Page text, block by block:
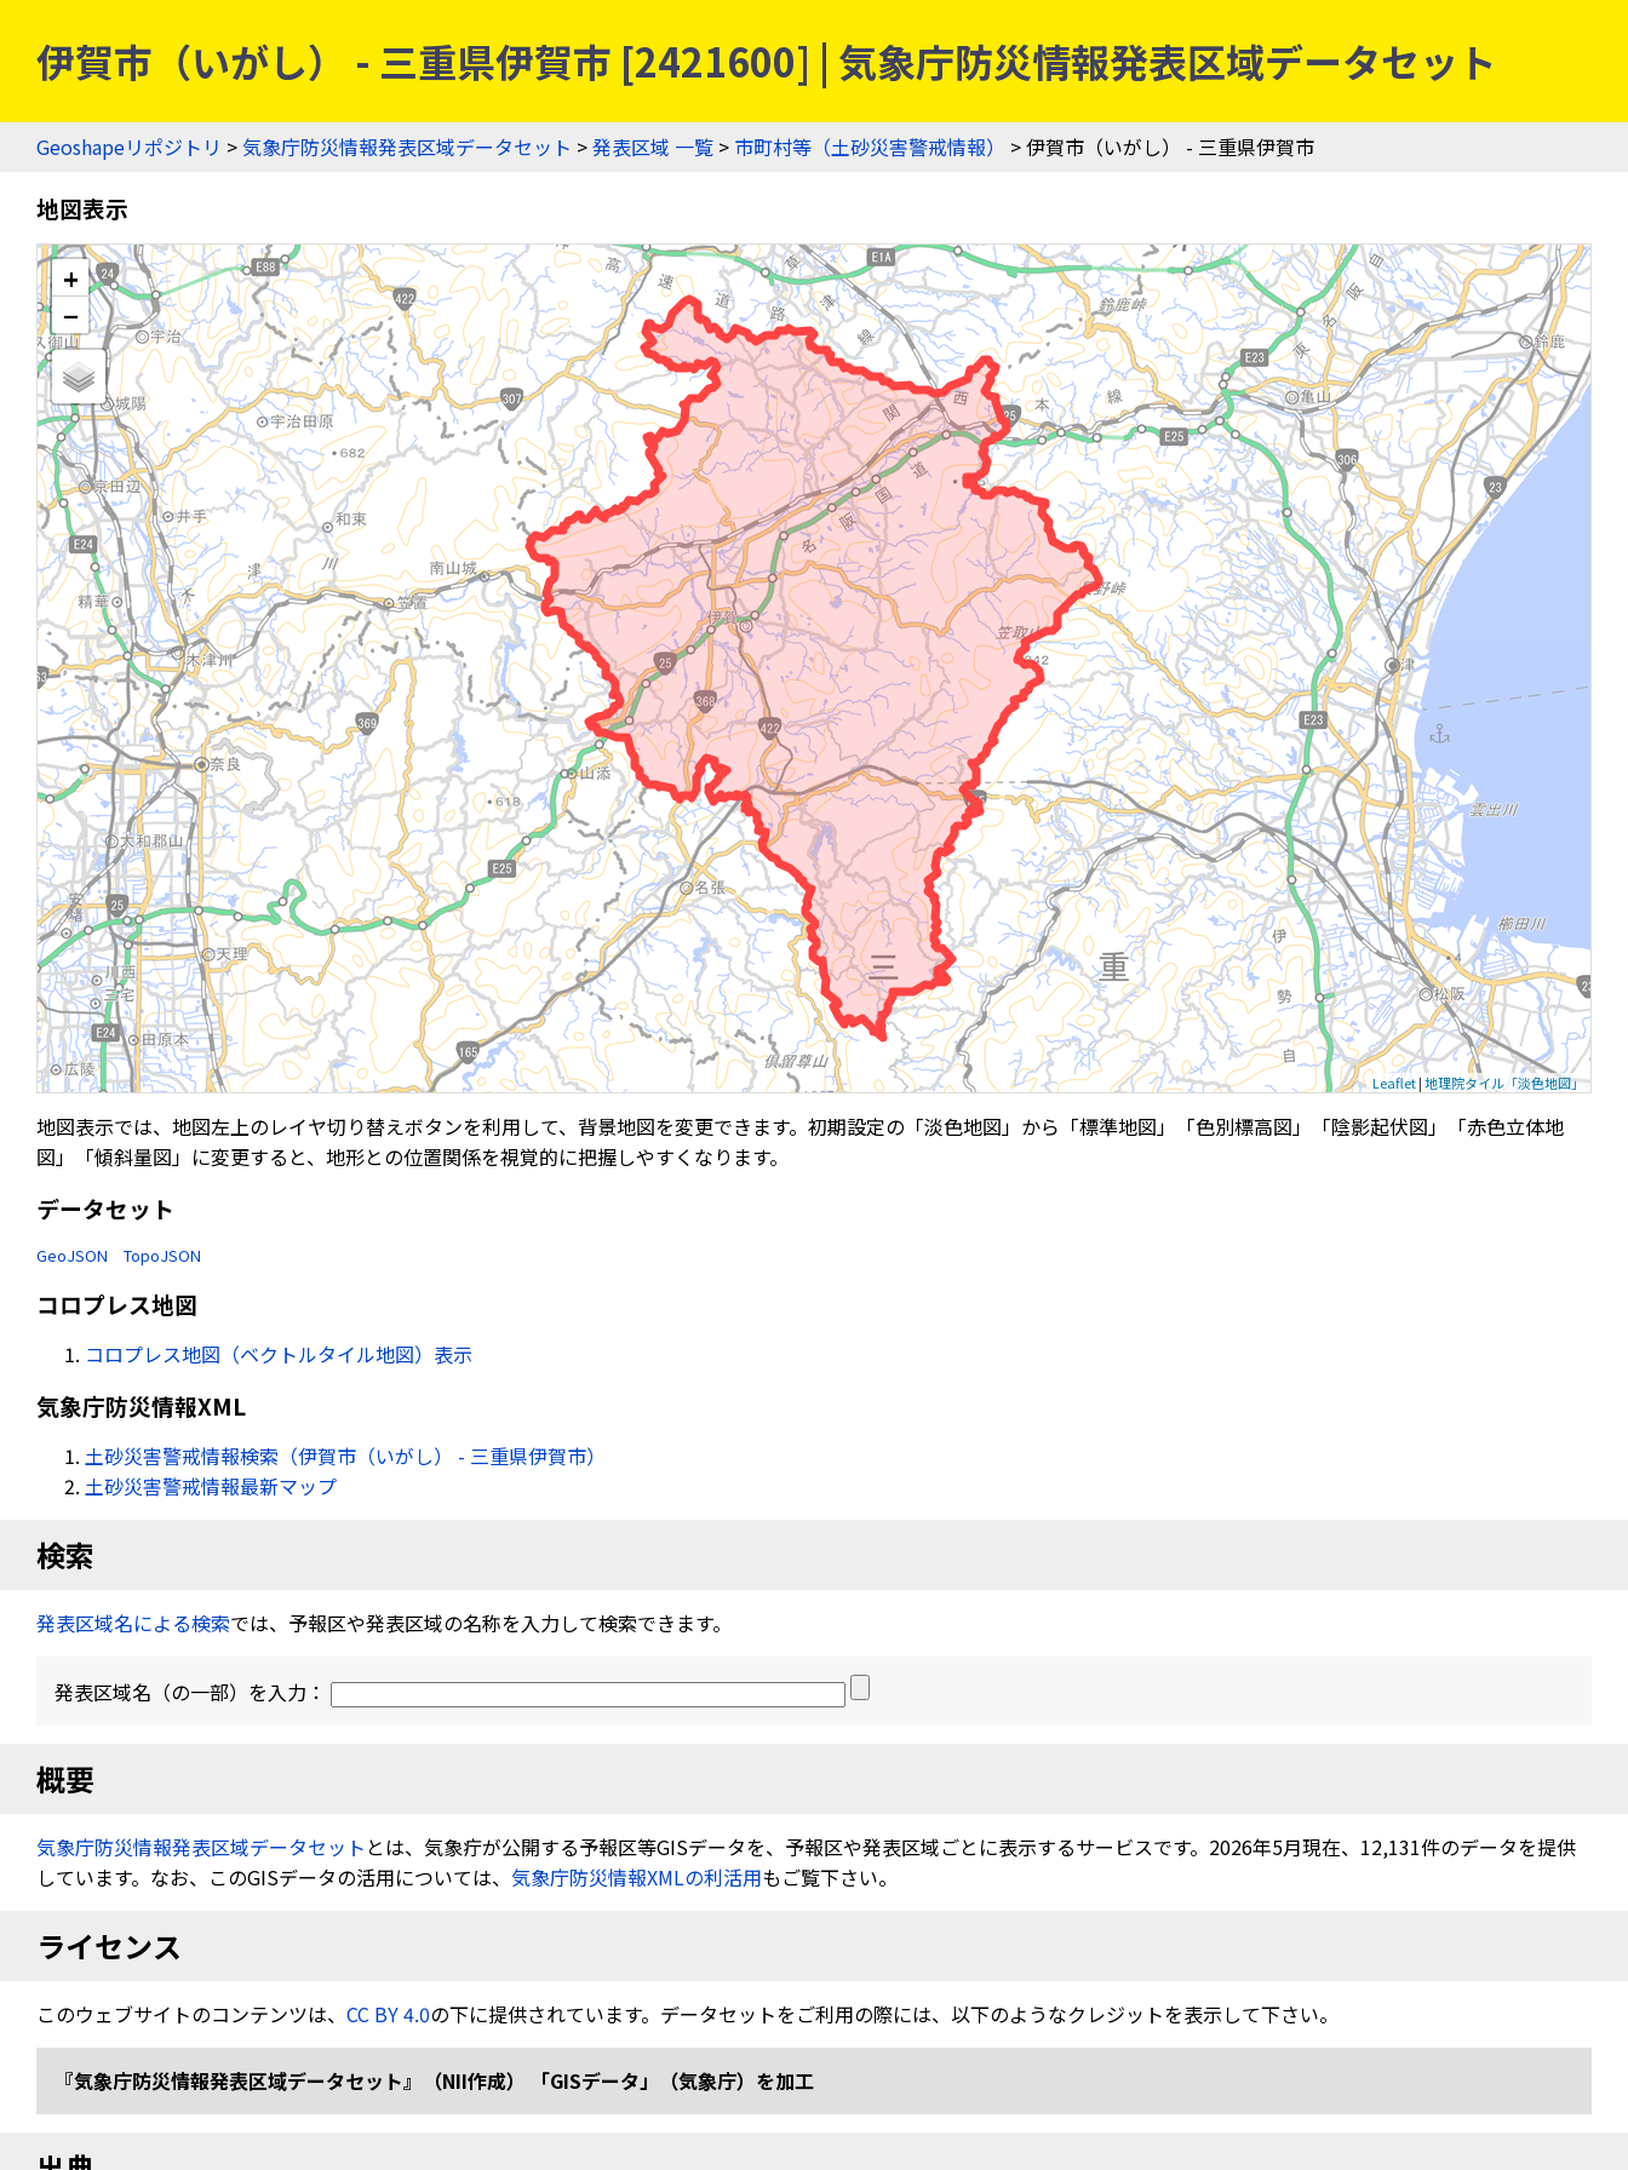
伊賀市（いがし） - 三重県伊賀市 [2421600] | 気象庁防災情報発表区域データセット
Geoshapeリポジトリ >気象庁防災情報発表区域データセット >発表区域 一覧 > 市町村等（土砂災害警戒情報） > 伊賀市（いがし） - 三重県伊賀市
地図表示
+
−
Leaflet|地理院タイル「淡色地図」
地図表示では、地図左上のレイヤ切り替えボタンを利用して、背景地図を変更できます。初期設定の「淡色地図」から「標準地図」「色別標高図」「陰影起伏図」「赤色立体地
図」「傾斜量図」に変更すると、地形との位置関係を視覚的に把握しやすくなります。
データセット
GeoJSON TopoJSON
コロプレス地図
コロプレス地図（ベクトルタイル地図）表示
気象庁防災情報XML
土砂災害警戒情報検索（伊賀市（いがし） - 三重県伊賀市）
土砂災害警戒情報最新マップ
検索
発表区域名による検索では、予報区や発表区域の名称を入力して検索できます。
発表区域名（の一部）を入力：
概要
気象庁防災情報発表区域データセット とは、気象疔が公開する予報区等GISデータを、予報区や発表区域ごとに表示するサービスです。2026年5月現在、12,131件のデータを提供
しています。なお、このGISデータの活用については、 気象庁防災情報XMLの利活用もご覧下さい。
ライセンス
このウェブサイトのコンテンツは、 CC BY 4.0の下に提供されています。データセットをご利用の際には、以下のようなクレジットを表示して下さい。
『気象庁防災情報発表区域データセット』（NII作成） 「GISデータ」（気象庁）を加工